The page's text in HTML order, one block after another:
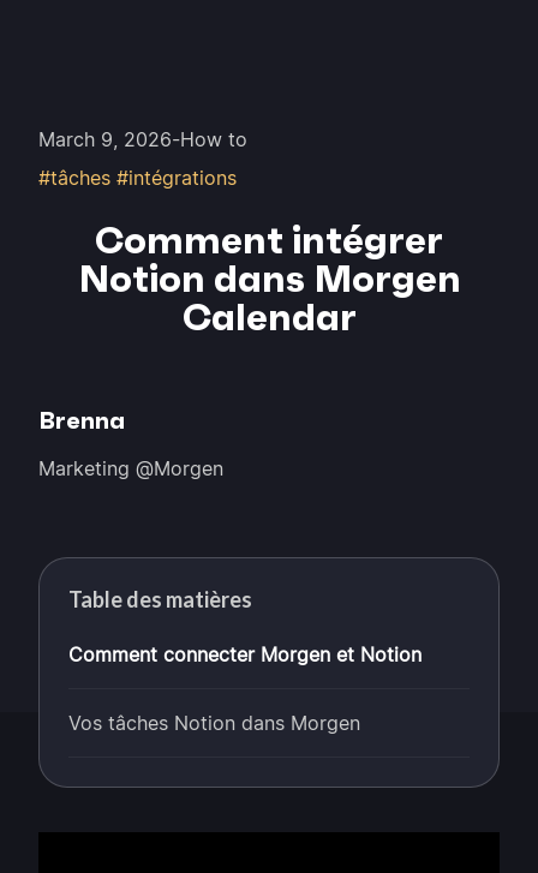
March 9, 2026-How to
#tâches #intégrations
Comment intégrer
Notion dans Morgen
Calendar
Brenna
Marketing @Morgen
Table des matières
Comment connecter Morgen et Notion
Vos tâches Notion dans Morgen